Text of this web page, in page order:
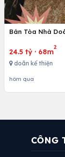
Bán Tòa Nhà
24.5 tỷ · 68m
2
doãn kế thiện
hôm qua
CÔNG